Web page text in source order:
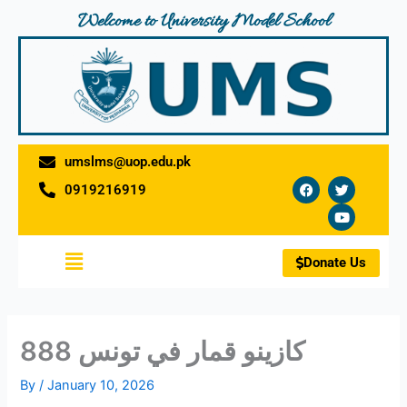
Welcome to University Model School
umslms@uop.edu.pk
0919216919
F
a
c
b
o
o
k
T
w
i
t
t
e
r
Y
o
u
t
u
b
e
Menu Donate Us
كازينو قمار في تونس 888
By/January 10, 2026